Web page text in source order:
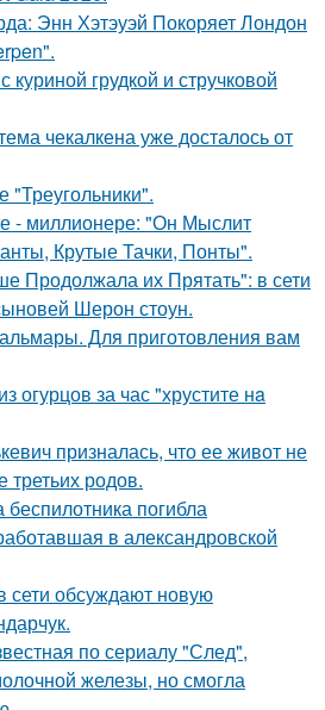
Энн Хэтэуэй Покоряет Лондон
куриной грудкой и стручковой
чекалкена уже досталось от
"Треугольники".
- миллионере: "Он Мыслит
Крутые Тачки, Понты".
Продолжала их Прятать": в сети
Шерон стоун.
Для приготовления вам
огурцов за час "хрустите нa
призналась, что ее живот не
родов.
беспилотника погибла
в александровской
обсуждают новую
по сериалу "След",
железы, но смогла